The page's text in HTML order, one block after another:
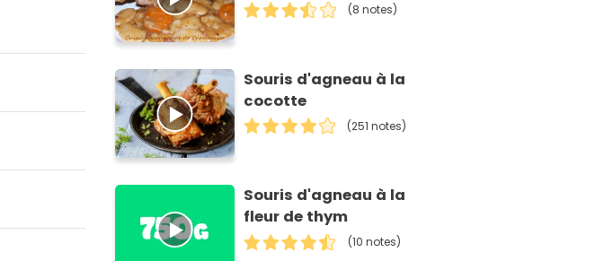
(8 notes)
Souris d'agneau à la
cocotte
(251 notes)
Souris d'agneau à la
fleur de thym
(10 notes)